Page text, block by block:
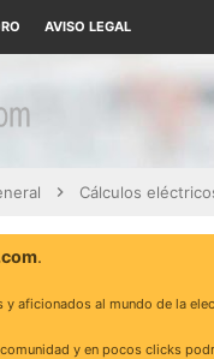
AVISO LEGAL
Cálculos
.
aficionados al mundo de la
y en pocos clicks